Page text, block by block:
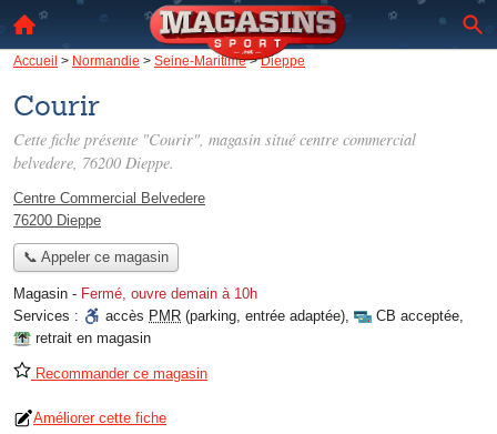
Accueil > Normandie > Seine-Maritime>Dieppe
Courir
Cette fiche présente "Courir", magasin situé centre commercial
belvedere, 76200 Dieppe.
Centre Commercial Belvedere
76200 Dieppe
📞 Appeler ce magasin
Magasin - Fermé, ouvre demain à 10h
Services :
accès PMR (parking, entrée adaptée), CB acceptée,
retrait en magasin
Recommander ce magasin
Améliorer cette fiche